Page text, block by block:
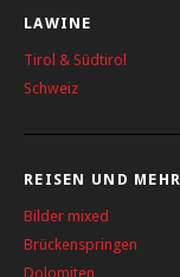
LAWINE
Tirol & Südtirol
Schweiz
REISEN UND MEHR
Bilder mixed
Brückenspringen
Dolomiten